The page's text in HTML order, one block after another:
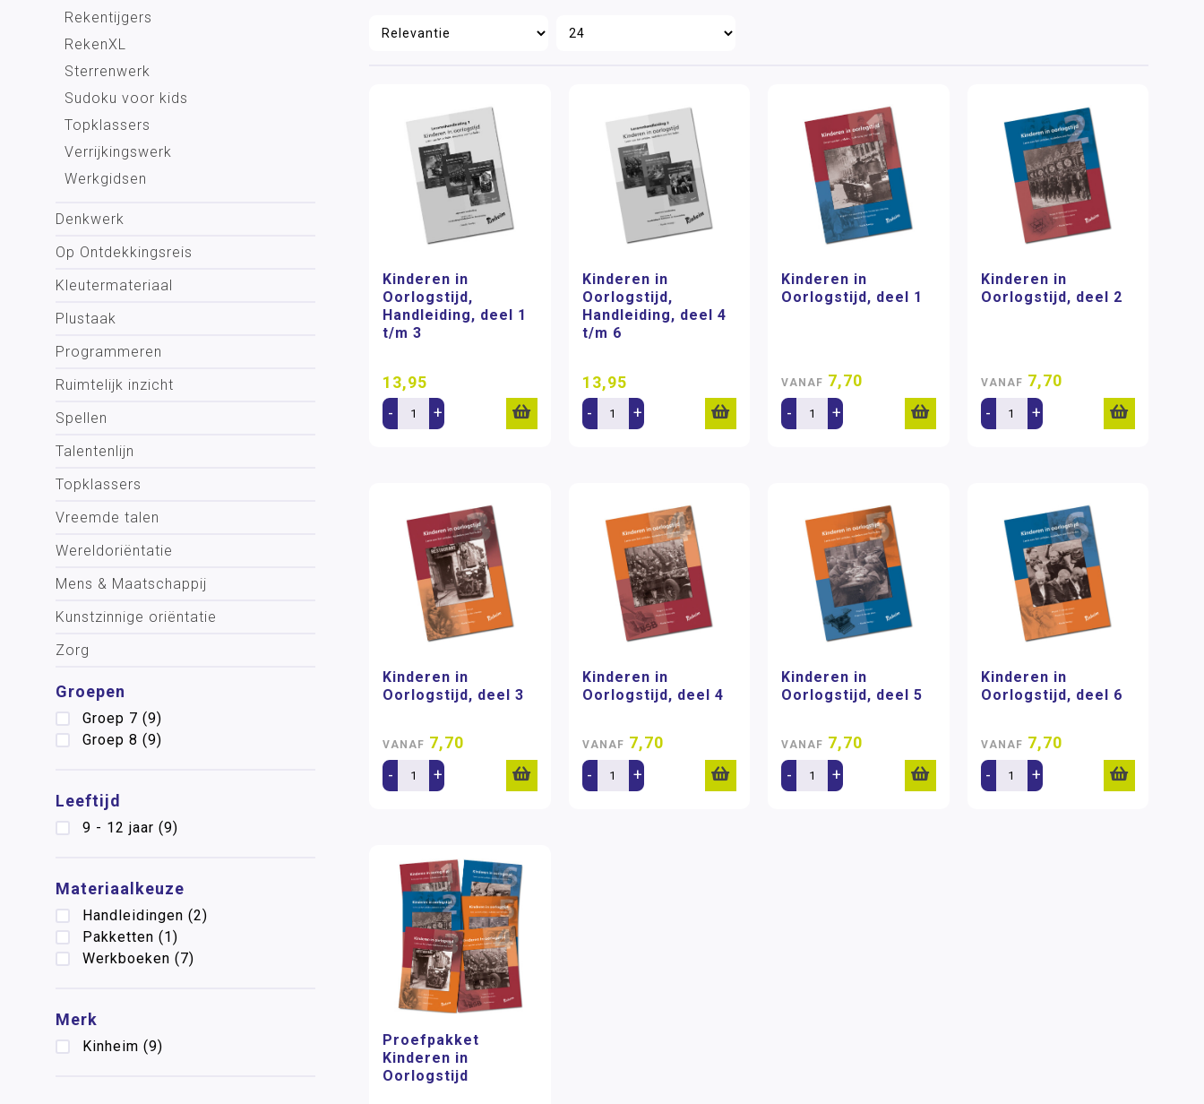
Rekentijgers
RekenXL
Sterrenwerk
Sudoku voor kids
Topklassers
Verrijkingswerk
Werkgidsen
Denkwerk
Op Ontdekkingsreis
Kleutermateriaal
Plustaak
Programmeren
Ruimtelijk inzicht
Spellen
Talentenlijn
Topklassers
Vreemde talen
Wereldoriëntatie
Mens & Maatschappij
Kunstzinnige oriëntatie
Zorg
Groepen
Groep 7 (9)
Groep 8 (9)
Leeftijd
9 - 12 jaar (9)
Materiaalkeuze
Handleidingen (2)
Pakketten (1)
Werkboeken (7)
Merk
Kinheim (9)
Kinderen in
Oorlogstijd,
Handleiding, deel 1
t/m 3
13,95
- +
Kinderen in
Oorlogstijd,
Handleiding, deel 4
t/m 6
13,95
- +
Kinderen in
Oorlogstijd, deel 1
VANAF 7,70
- +
Kinderen in
Oorlogstijd, deel 2
VANAF 7,70
- +
Kinderen in
Oorlogstijd, deel 3
VANAF 7,70
- +
Kinderen in
Oorlogstijd, deel 4
VANAF 7,70
- +
Kinderen in
Oorlogstijd, deel 5
VANAF 7,70
- +
Kinderen in
Oorlogstijd, deel 6
VANAF 7,70
- +
Proefpakket
Kinderen in
Oorlogstijd